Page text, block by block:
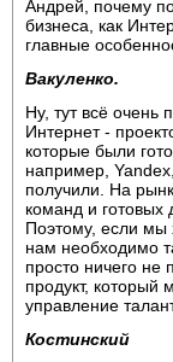
Андрей, почему
бизнеса, как
главные
Вакуленко.
Ну, тут всё очень
Интернет -
которые были
например,
получили. На
команд и готовых
Поэтому, если мы
нам необходимо
просто ничего не
продукт,
управление
Костинский